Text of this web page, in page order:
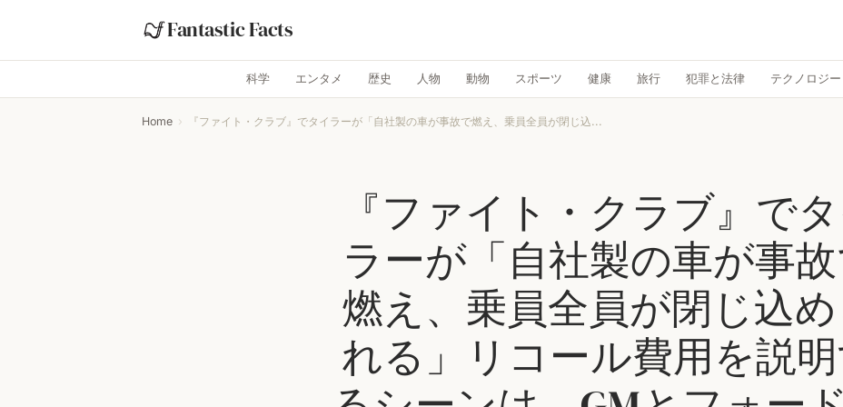
Fantastic Facts
科学 エンタメ 歴史 人物 動物 スポーツ 健康 旅行 犯罪と法律 テクノロジー
Home › 『ファイト・クラブ』でタイラーが「自社製の車が事故で燃え、乗員全員が閉じ込...
『ファイト・クラブ』で
ラーが「自社製の車が事
燃え、乗員全員が閉じ込め
れる」リコール費用を説